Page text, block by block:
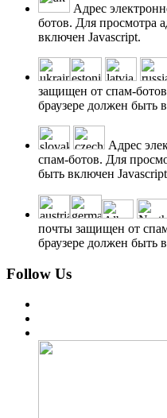
Адрес
ботов. Для просмотра
включен Javascript.
защищен от спам-
браузере должен быть
Адрес
спам-ботов. Для
быть включен
почты защищен от
браузере должен быть
Follow Us